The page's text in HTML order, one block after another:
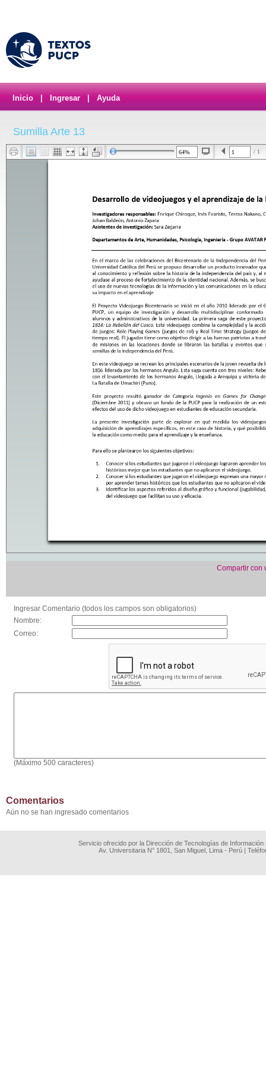
Inicio Ingresar Ayuda
Sumilla Arte 13
/ 1
Compartir con
Ingresar Comentario (todos los campos son obligatorios)
Nombre:
Correo:
(Máximo 500 caracteres)
Comentarios
Aún no se han ingresado comentarios
Servicio ofrecido por la Dirección de Tecnologías de
Av. Universitaria N° 1801, San Miguel, Lima - Perú |